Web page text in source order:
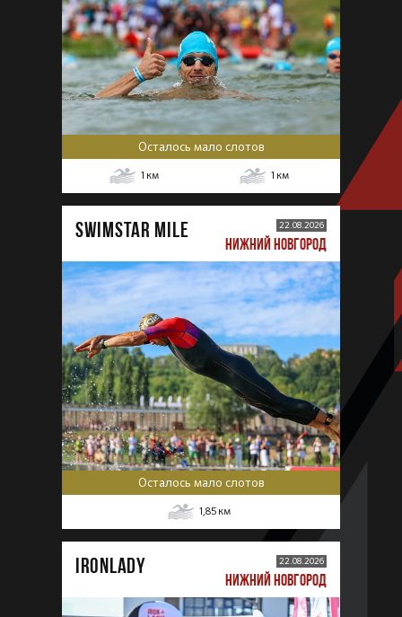
Осталось мало слотов
1 км 1 км
SWIMSTAR MILE 22.08.2026
НИЖНИЙ НОВГОРОД
Осталось мало слотов
1,85 км
IRONLADY 22.08.2026
НИЖНИЙ НОВГОРОД